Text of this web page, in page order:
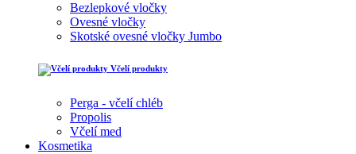
Bezlepkové vločky
Ovesné vločky
Skotské ovesné vločky Jumbo
Včelí produkty
Perga - včelí chléb
Propolis
Včelí med
Kosmetika